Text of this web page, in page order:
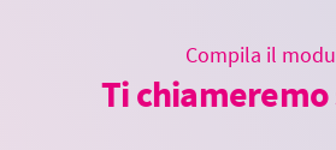
Compila il
Ti